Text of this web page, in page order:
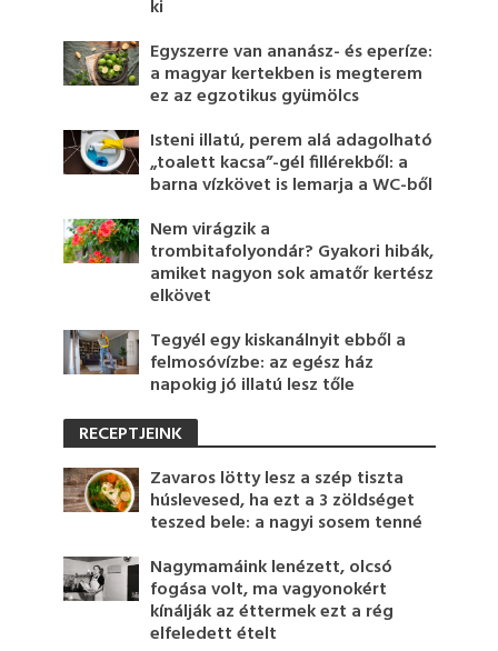
ki
Egyszerre van ananász- és eperíze:
a magyar kertekben is megterem
ez az egzotikus gyümölcs
Isteni illatú, perem alá adagolható
„toalett kacsa”-gél fillérekből: a
barna vízkövet is lemarja a WC-ből
Nem virágzik a
trombitafolyondár? Gyakori hibák,
amiket nagyon sok amatőr kertész
elkövet
Tegyél egy kiskanálnyit ebből a
felmosóvízbe: az egész ház
napokig jó illatú lesz tőle
RECEPTJEINK
Zavaros lötty lesz a szép tiszta
húslevesed, ha ezt a 3 zöldséget
teszed bele: a nagyi sosem tenné
Nagymamáink lenézett, olcsó
fogása volt, ma vagyonokért
kínálják az éttermek ezt a rég
elfeledett ételt